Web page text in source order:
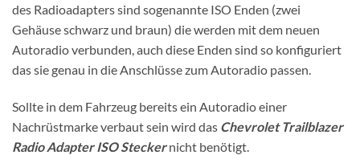
des Radioadapters sind sogenannte ISO Enden (zwei
Gehäuse schwarz und braun) die werden mit dem neuen
Autoradio verbunden, auch diese Enden sind so konfiguriert
das sie genau in die Anschlüsse zum Autoradio passen.
Sollte in dem Fahrzeug bereits ein Autoradio einer
Nachrüstmarke verbaut sein wird das Chevrolet Trailblazer
Radio Adapter ISO Steckernicht benötigt.